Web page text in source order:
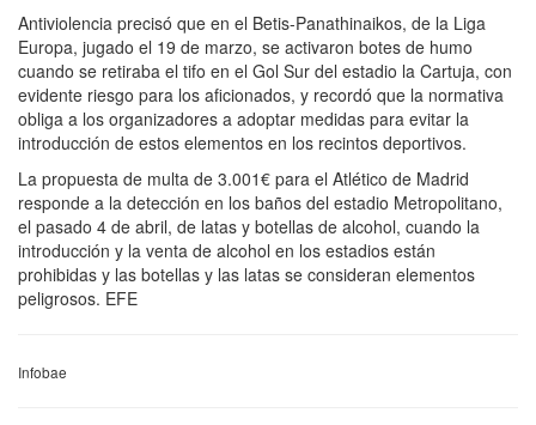
Antiviolencia precisó que en el Betis-Panathinaikos, de la Liga
Europa, jugado el 19 de marzo, se activaron botes de humo
cuando se retiraba el tifo en el Gol Sur del estadio la Cartuja, con
evidente riesgo para los aficionados, y recordó que la normativa
obliga a los organizadores a adoptar medidas para evitar la
introducción de estos elementos en los recintos deportivos.
La propuesta de multa de 3.001€ para el Atlético de Madrid
responde a la detección en los baños del estadio Metropolitano,
el pasado 4 de abril, de latas y botellas de alcohol, cuando la
introducción y la venta de alcohol en los estadios están
prohibidas y las botellas y las latas se consideran elementos
peligrosos. EFE
Infobae